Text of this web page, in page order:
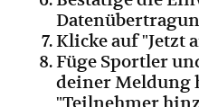
Klicke auf "Jetzt
Füge Sportler
deiner Meldung
"Teilnehmer